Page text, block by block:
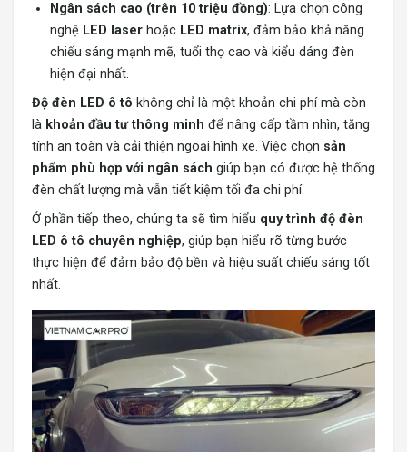
Ngân sách cao (trên 10 triệu đồng): Lựa chọn công
nghệ LED laser hoặc LED matrix, đảm bảo khả năng
chiếu sáng mạnh mẽ, tuổi thọ cao và kiểu dáng đèn
hiện đại nhất.
Độ đèn LED ô tô không chỉ là một khoản chi phí mà còn
là khoản đầu tư thông minh để nâng cấp tầm nhìn, tăng
tính an toàn và cải thiện ngoại hình xe. Việc chọn sản
phẩm phù hợp với ngân sách giúp bạn có được hệ thống
đèn chất lượng mà vẫn tiết kiệm tối đa chi phí.
Ở phần tiếp theo, chúng ta sẽ tìm hiểu quy trình độ đèn
LED ô tô chuyên nghiệp, giúp bạn hiểu rõ từng bước
thực hiện để đảm bảo độ bền và hiệu suất chiếu sáng tốt
nhất.